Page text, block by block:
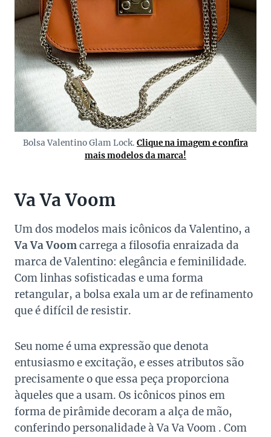
Bolsa Valentino Glam Lock. Clique na imagem e confira
mais modelos da marca!
Va Va Voom
Um dos modelos mais icônicos da Valentino, a
Va Va Voomcarrega a filosofia enraizada da
marca de Valentino: elegância e feminilidade.
Com linhas sofisticadas e uma forma
retangular, a bolsa exala um ar de refinamento
que é difícil de resistir.
Seu nome é uma expressão que denota
entusiasmo e excitação, e esses atributos são
precisamente o que essa peça proporciona
àqueles que a usam. Os icônicos pinos em
forma de pirâmide decoram a alça de mão,
conferindo personalidade à Va Va Voom . Com